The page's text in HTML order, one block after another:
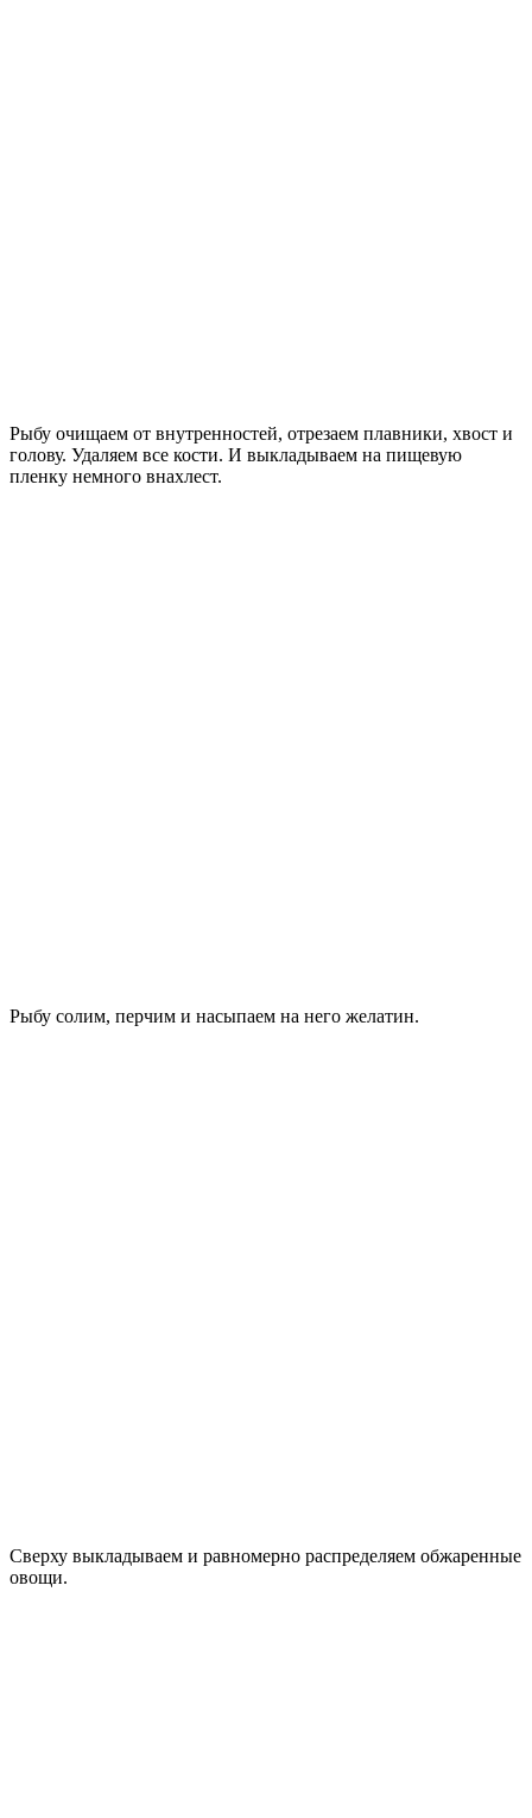
Рыбу очищаем от внутренностей, отрезаем плавники, хвост и
голову. Удаляем все кости. И выкладываем на пищевую
пленку немного внахлест.
Рыбу солим, перчим и насыпаем на него желатин.
Сверху выкладываем и равномерно распределяем обжаренные
овощи.